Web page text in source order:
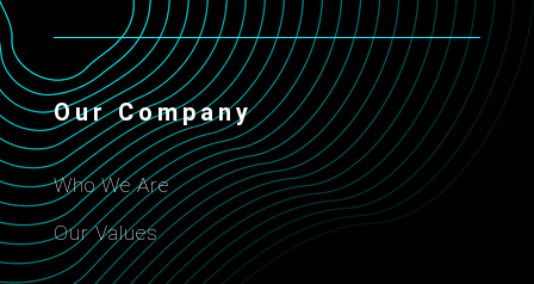
Our Company
Who We Are
Our Values